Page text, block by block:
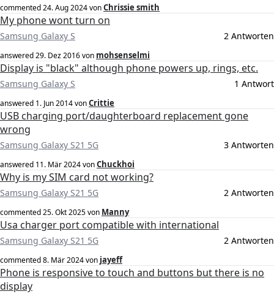
commented24. Aug 2024vonChrissie smith
My phone wont turn on
Samsung Galaxy S 2 Antworten
answered29. Dez 2016von mohsenselmi
Display is "black" although phone powers up, rings, etc.
Samsung Galaxy S 1 Antwort
answered 1. Jun 2014vonCrittie
USB charging port/daughterboard replacement gone
wrong
Samsung Galaxy S21 5G 3 Antworten
answered 11. Mär 2024vonChuckhoi
Why is my SIM card not working?
Samsung Galaxy S21 5G 2 Antworten
commented25. Okt 2025von Manny
Usa charger port compatible with international
Samsung Galaxy S21 5G 2 Antworten
commented8. Mär 2024von jayeff
Phone is responsive to touch and buttons but there is no
display